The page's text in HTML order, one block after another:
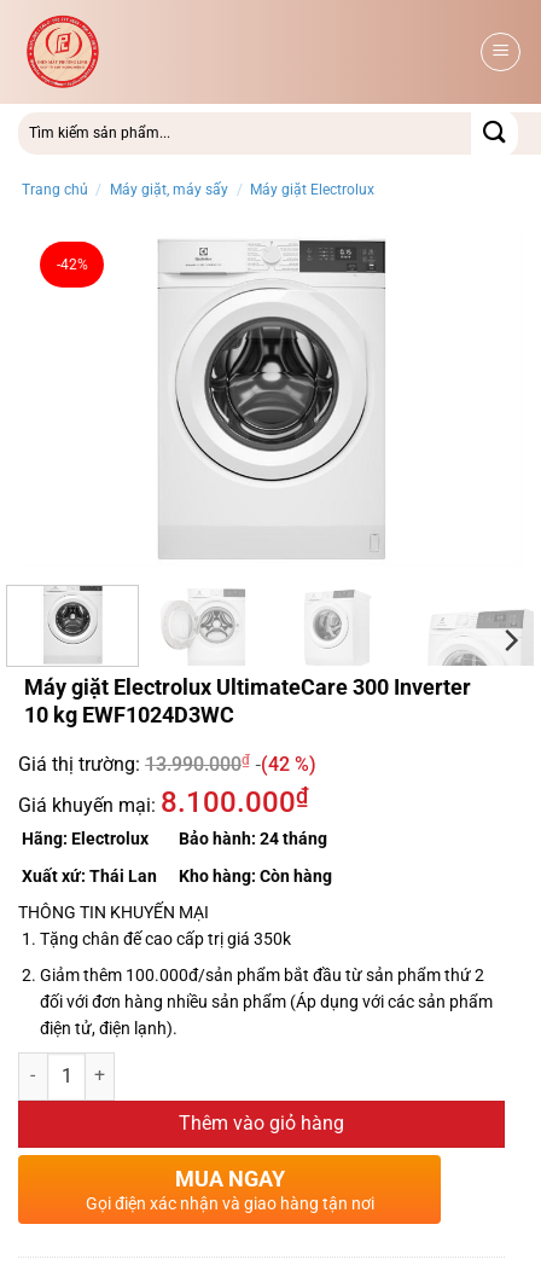
qua
dung
Trang chủ / Máy giặt, máy sấy / Máy giặt Electrolux
-42%
Máy giặt Electrolux UltimateCare 300 Inverter
10 kg EWF1024D3WC
Giá thị trường: 13.990.000₫
(42 %)
Giá khuyến mại: 8.100.000₫
Hãng: Electrolux
Xuất xứ: Thái Lan
Bảo hành: 24 tháng
Kho hàng: Còn hàng
THÔNG TIN KHUYẾN MẠI
Tặng chân đế cao cấp trị giá 350k
Giảm thêm 100.000đ/sản phẩm bắt đầu từ sản phẩm thứ 2
đối với đơn hàng nhiều sản phẩm (Áp dụng với các sản phẩm
điện tử, điện lạnh).
Thêm vào giỏ hàng
MUA NGAY
Gọi điện xác nhận và giao hàng tận nơi